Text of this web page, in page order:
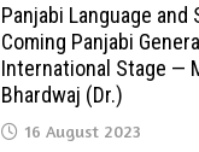
Panjabi Language
Coming Panjabi
International Stage —
Bhardwaj (Dr.)
16 August 2023